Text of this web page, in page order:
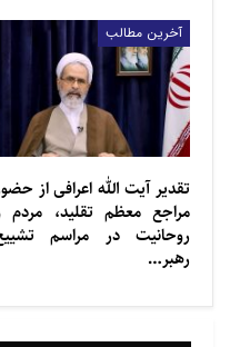
ستم صورت گرفته نسبت
عنوان ملتی بدون
آخرین مطالب
تقدیر آیت الله اعرافی از
مراجع معظم تقلید، مردم
روحانیت در مراسم
رهبر…